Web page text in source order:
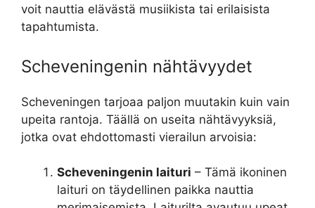
voit nauttia elävästä musiikista tai erilaisista
tapahtumista.
Scheveningenin nähtävyydet
Scheveningen tarjoaa paljon muutakin kuin vain
upeita rantoja. Täällä on useita nähtävyyksiä,
jotka ovat ehdottomasti vierailun arvoisia:
Scheveningenin laituri – Tämä ikoninen
laituri on täydellinen paikka nauttia